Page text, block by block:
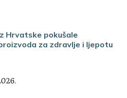
Hrvatske pokušale
za zdravlje i ljepotu